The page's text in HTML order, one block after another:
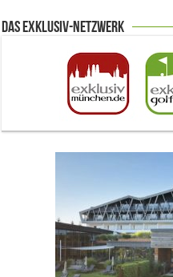
Das Exklusiv-Netzwerk
The Open 2026 in